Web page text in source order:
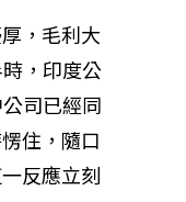
，毛利大
，印度公
司已經同
住，隨口
反應立刻